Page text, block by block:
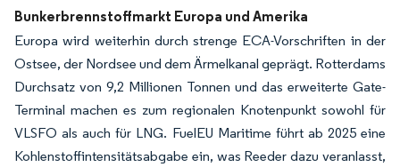
Bunkerbrennstoffmarkt Europa und Amerika
Europa wird weiterhin durch strenge ECA-Vorschriften in der
Ostsee, der Nordsee und dem Ärmelkanal geprägt. Rotterdams
Durchsatz von 9,2 Millionen Tonnen und das erweiterte Gate-
Terminal machen es zum regionalen Knotenpunkt sowohl für
VLSFO als auch für LNG. FuelEU Maritime führt ab 2025 eine
Kohlenstoffintensitätsabgabe ein, was Reeder dazu veranlasst,